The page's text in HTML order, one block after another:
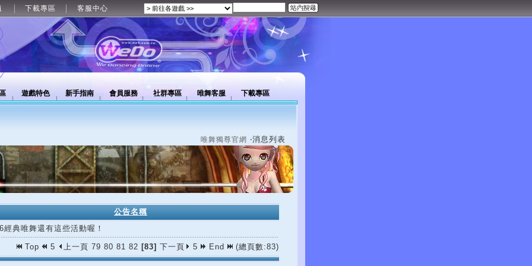
下載專區 客服中心
遊戲特色 新手指南 會員服務 社群專區 唯舞客服 下載專區
唯舞獨尊官網 ‧消息列表
公告名稱
經典唯舞還有這些活動喔！
Top 5 上一頁 79 80 81 82 [83] 下一頁 5 End (總頁數:83)